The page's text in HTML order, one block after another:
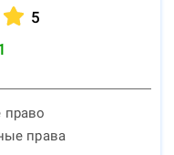
5
право
права